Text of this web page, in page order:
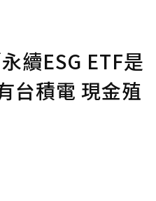
續ESG ETF是
台積電 現金殖